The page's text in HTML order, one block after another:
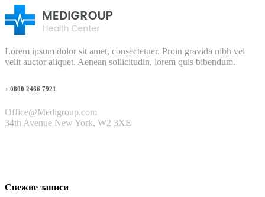
Lorem ipsum dolor sit amet, consectetuer. Proin gravida nibh vel
velit auctor aliquet. Aenean sollicitudin, lorem quis bibendum.
+ 0800 2466 7921
Office@Medigroup.com
34th Avenue New York, W2 3XE
Свежие записи